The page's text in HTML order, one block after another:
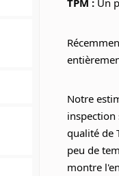
TPM : Un
Notre
inspection
qualité de
peu de
montre